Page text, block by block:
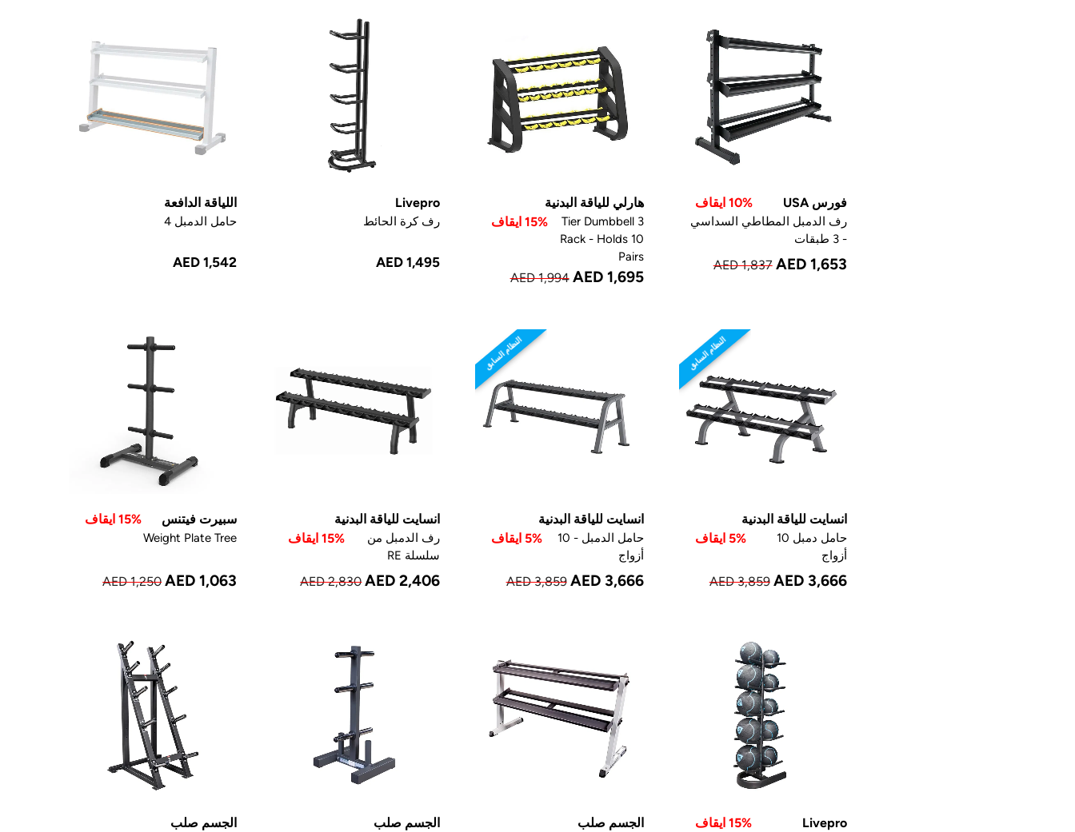
فورس USA 10% ايقاف
رف الدمبل المطاطي السداسي
- 3 طبقات
AED 1,837 AED 1,653
هارلي للياقة البدنية
15% ايقاف
3 Tier Dumbbell
Rack - Holds 10
Pairs
AED 1,994 AED 1,695
Livepro
رف كرة الحائط
AED 1,495
اللياقة الدافعة
حامل الدمبل 4
AED 1,542
النظام السابق
انسايت للياقة البدنية
5% ايقاف
حامل دمبل 10
أزواج
AED 3,859 AED 3,666
النظام السابق
انسايت للياقة البدنية
5% ايقاف
حامل الدمبل - 10
أزواج
AED 3,859 AED 3,666
انسايت للياقة البدنية
15% ايقاف
رف الدمبل من
سلسلة RE
AED 2,830 AED 2,406
سبيرت فيتنس 15% ايقاف
Weight Plate Tree
AED 1,250 AED 1,063
Livepro 15% ايقاف الجسم صلب الجسم صلب الجسم صلب